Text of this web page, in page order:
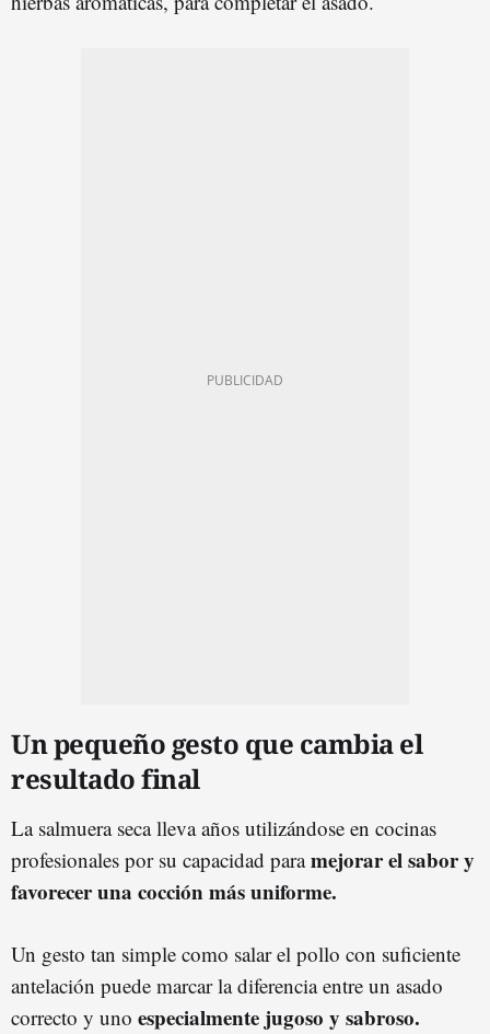
Un pequeño gesto que cambia el
resultado final
La salmuera seca lleva años utilizándose en cocinas
profesionales por su capacidad paramejorar el sabor y
favorecer una cocción más uniforme.
Un gesto tan simple como salar el pollo con suficiente
antelación puede marcar la diferencia entre un asado
correcto y uno especialmente jugoso y sabroso.